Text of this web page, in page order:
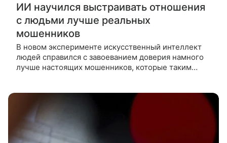
ИИ научился выстраивать отношения
с людьми лучше реальных
мошенников
В новом эксперименте искусственный интеллект
людей справился с завоеванием доверия намного
лучше настоящих мошенников, которые таким